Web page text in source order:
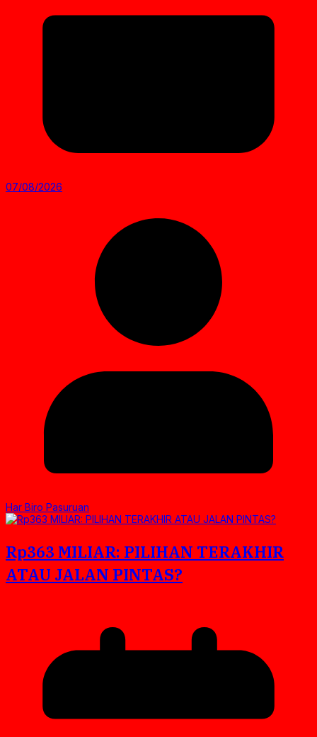
07/08/2026
Har Biro Pasuruan
Rp363 MILIAR: PILIHAN TERAKHIR
ATAU JALAN PINTAS?